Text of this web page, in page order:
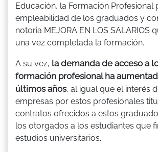
Educación, la Formación Profesional
empleabilidad de los graduados y
notoria MEJORA EN LOS SALARIOS
una vez completada la formación.
A su vez, la demanda de acceso a
formación profesional ha
últimos años, al igual que el interés
empresas por estos profesionales
contratos ofrecidos a estos
los otorgados a los estudiantes que
estudios universitarios.